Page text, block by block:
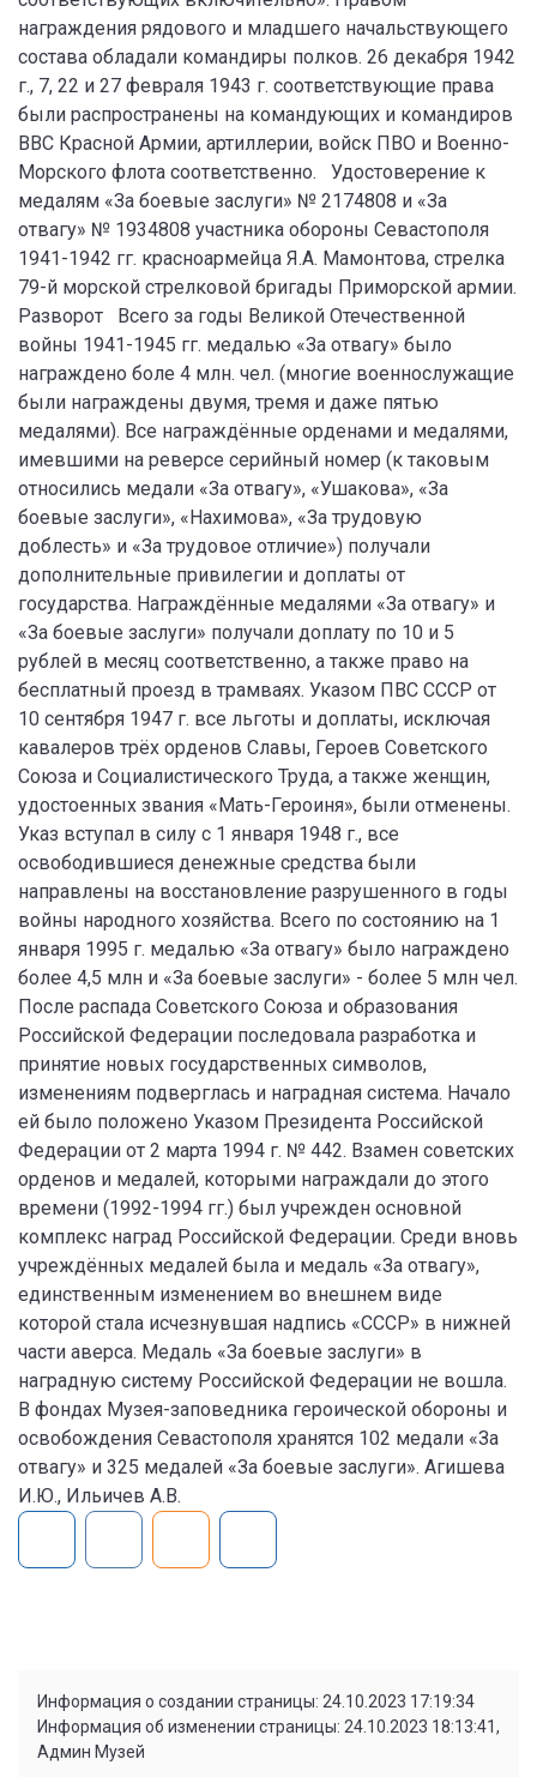
Информация о создании страницы: 24.10.2023 17:19:34
Информация об изменении страницы: 24.10.2023 18:13:41,
Админ Музей